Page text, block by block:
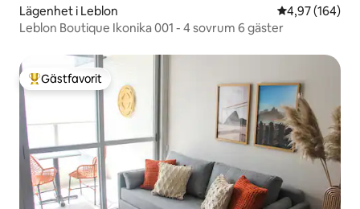
Lägenhet i Leblon 4,97 av 5 i
4,97 (164)
Leblon Boutique Ikonika 001 - 4 sovrum 6 gäster
Populär gästfavorit
Gästfavorit